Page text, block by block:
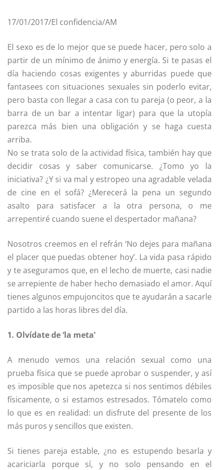
17/01/2017/El confidencia/AM
El sexo es de lo mejor que se puede hacer, pero solo a
partir de un mínimo de ánimo y energía. Si te pasas el
día haciendo cosas exigentes y aburridas puede que
fantasees con situaciones sexuales sin poderlo evitar,
pero basta con llegar a casa con tu pareja (o peor, a la
barra de un bar a intentar ligar) para que la utopía
parezca más bien una obligación y se haga cuesta
arriba.
No se trata solo de la actividad física, también hay que
decidir cosas y saber comunicarse. ¿Tomo yo la
iniciativa? ¿Y si va mal y estropeo una agradable velada
de cine en el sofá? ¿Merecerá la pena un segundo
asalto para satisfacer a la otra persona, o me
arrepentiré cuando suene el despertador mañana?
Nosotros creemos en el refrán ‘No dejes para mañana
el placer que puedas obtener hoy’. La vida pasa rápido
y te aseguramos que, en el lecho de muerte, casi nadie
se arrepiente de haber hecho demasiado el amor. Aquí
tienes algunos empujoncitos que te ayudarán a sacarle
partido a las horas libres del día.
1. Olvídate de ‘la meta’
A menudo vemos una relación sexual como una
prueba física que se puede aprobar o suspender, y así
es imposible que nos apetezca si nos sentimos débiles
físicamente, o si estamos estresados. Tómatelo como
lo que es en realidad: un disfrute del presente de los
más puros y sencillos que existen.
Si tienes pareja estable, ¿no es estupendo besarla y
acariciarla porque sí, y no solo pensando en el